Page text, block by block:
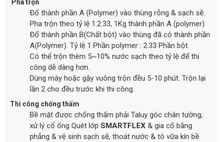
Pha trộn
Đổ thành phần A (Polymer) vào thùng rỗng & sạch sẽ.
Pha trộn theo tỷ lệ 1:2.33, 1Kg thành phần A (polymer)
Đổ thành phần B(Chất bột) vào thùng đã có thành phần
A(Polymer). Tỷ lệ 1 Phần polymer : 2.33 Phần bột.
Có thể trộn thêm 5~10% nước sạch theo tỷ lệ để thi
công dễ dàng hơn.
Dùng máy hoặc gậy vuông trộn đều 5-10 phút. Trộn lại
lần 2 cho đều trước khi thi công.
Thi công chống thấm
Bề mặt được chống thấm phải Taluy góc chân tường,
xử lý cổ ống Quét lớp SMARTFLEX & gia cố bằng
phẳng & vệ sinh sạch sẽ, thoát nước & tô vữa kín bề